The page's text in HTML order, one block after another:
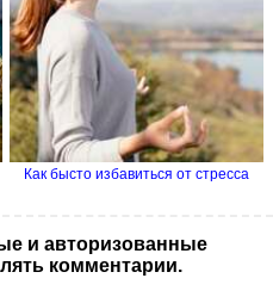
Как бысто избавиться от стресса
и авторизованные
комментарии.